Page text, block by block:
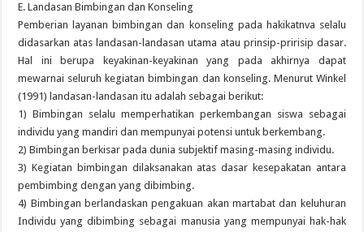
E. Landasan Bimbingan dan Konseling
Pemberian layanan bimbingan dan konseling pada hakikatnva selalu
didasarkan atas landasan-landasan utama atau prinsip-pririsip dasar.
Hal ini berupa keyakinan-keyakinan yang pada akhirnya dapat
mewarnai seluruh kegiatan bimbingan dan konseling. Menurut Winkel
(1991) landasan-landasan itu adalah sebagai berikut:
1) Bimbingan selalu memperhatikan perkembangan siswa sebagai
individu yang mandiri dan mempunyai potensi untuk berkembang.
2) Bimbingan berkisar pada dunia subjektif masing-masing individu.
3) Kegiatan bimbingan dilaksanakan atas dasar kesepakatan antara
pembimbing dengan yang dibimbing.
4) Bimbingan berlandaskan pengakuan akan martabat dan keluhuran
Individu yang dibimbing sebagai manusia yang mempunyai hak-hak